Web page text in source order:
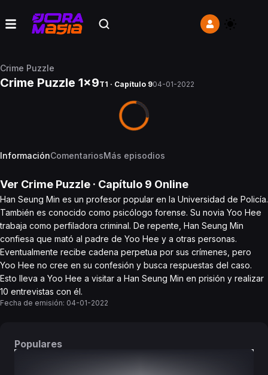
Crime Puzzle
Crime Puzzle 1x9T1 · Capítulo 904-01-2022
InformaciónComentariosMás episodios
Ver Crime Puzzle · Capítulo 9 Online
Han Seung Min es un profesor popular en la Universidad de Policía.
También es conocido como psicólogo forense. Su novia Yoo Hee
trabaja como perfiladora criminal. De repente, Han Seung Min
confiesa que mató al padre de Yoo Hee y a otras personas.
Eventualmente recibe cadena perpetua por sus crímenes, pero
Yoo Hee no cree en su confesión y busca respuestas del caso.
Esto lleva a Yoo Hee a visitar a Han Seung Min en prisión y realizar
10 entrevistas con él.
Fecha de emisión: 04-01-2022
Populares